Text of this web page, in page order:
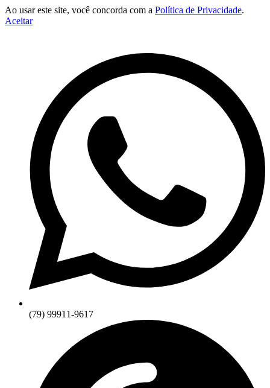
Ao usar este site, você concorda com a Política de Privacidade.
Aceitar
(79) 99911-9617